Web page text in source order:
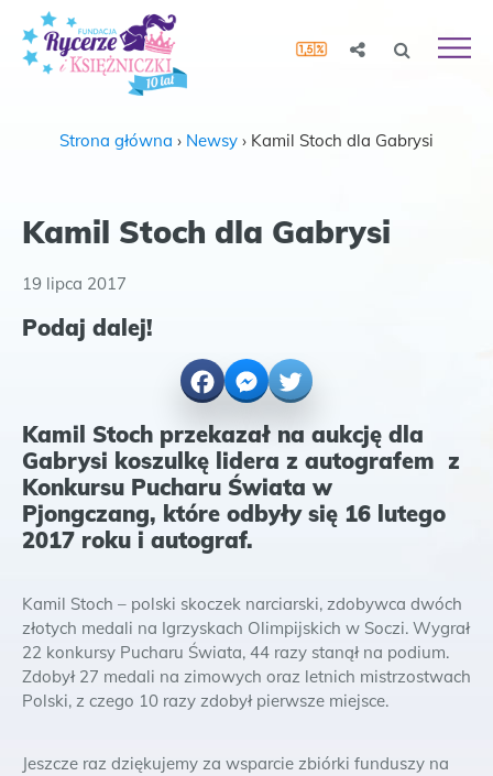
Strona główna › Newsy › Kamil Stoch dla Gabrysi
Kamil Stoch dla Gabrysi
19 lipca 2017
Podaj dalej!
FacebookMessenger
Twitter
Kamil Stoch przekazał na aukcję dla
Gabrysi koszulkę lidera z autografem z
Konkursu Pucharu Świata w
Pjongczang, które odbyły się 16 lutego
2017 roku i autograf.
Kamil Stoch – polski skoczek narciarski, zdobywca dwóch
złotych medali na Igrzyskach Olimpijskich w Soczi. Wygrał
22 konkursy Pucharu Świata, 44 razy stanął na podium.
Zdobył 27 medali na zimowych oraz letnich mistrzostwach
Polski, z czego 10 razy zdobył pierwsze miejsce.
Jeszcze raz dziękujemy za wsparcie zbiórki funduszy na